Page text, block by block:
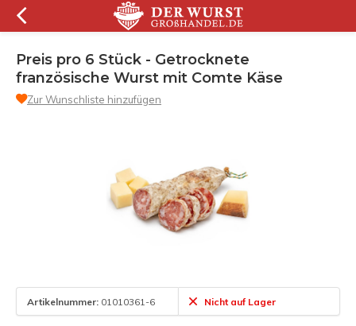
Preis pro 6 Stück - Getrocknete
französische Wurst mit Comte Käse
Zur Wunschliste hinzufügen
Artikelnummer: 01010361-6 Nicht auf Lager